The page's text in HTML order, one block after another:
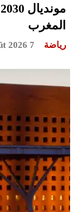
المغرب
رياضة 7 août 2026